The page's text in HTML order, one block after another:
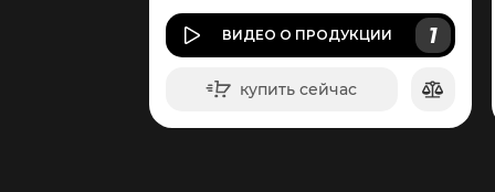
ВИДЕО О ПРОДУКЦИИ 1
купить сейчас
в корзину